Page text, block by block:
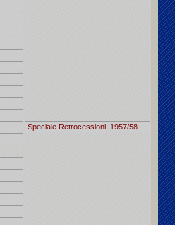
Speciale Retrocessioni: 1957/58